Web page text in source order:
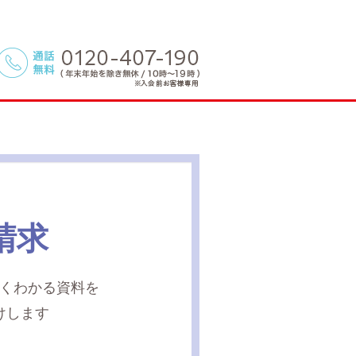
求
わかる資料を
します